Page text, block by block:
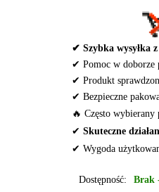
✔ Szybka wysyłka
✔ Pomoc w doborze
✔ Produkt
✔ Bezpieczne
🔥 Często wybierany
✔ Skuteczne
✔ Wygoda
Dostępność:
Brak